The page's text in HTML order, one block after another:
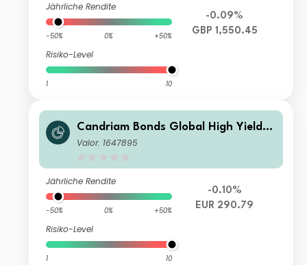
Jährliche Rendite
-50% 0% +50%
Risiko-Level
1 10
-0.09%
GBP 1,550.45
Candriam Bonds Global High Yield C
lass C EUR Cap
Valor: 1647895
Jährliche Rendite
-50% 0% +50%
Risiko-Level
1 10
-0.10%
EUR 290.79